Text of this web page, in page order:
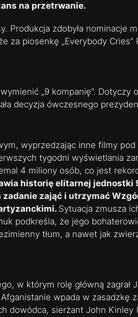
na przetrwanie.
Produkcja zdobyła nominacje
za piosenkę „Everybody Cries”
„9 kompanię”. Dotyczy
decyzja ówczesnego
wyprzedzając inne filmy
tygodni wyświetlania
4 miliony osób, co jest
historię elitarnej jednostki
zająć i utrzymać
Sytuacja zmusza
podkreśla, że jego
tłum, a nawet jak
w którym rolę główną zagrał
wpada w zasadzkę
dowódca, sierżant John Kinley